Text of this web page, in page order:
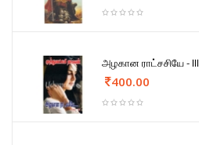
அழகான ராட்சசியே - III
400.00